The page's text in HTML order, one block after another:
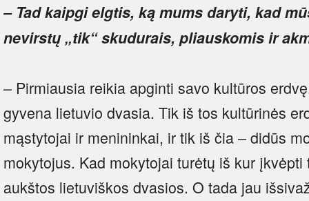
– Tad kaipgi elgtis, ką mums daryti, kad
nevirstų „tik“ skudurais, pliauskomis ir
– Pirmiausia reikia apginti savo kultūros
gyvena lietuvio dvasia. Tik iš tos kultūrinės
mąstytojai ir menininkai, ir tik iš čia – didūs
mokytojus. Kad mokytojai turėtų iš kur
aukštos lietuviškos dvasios. O tada jau